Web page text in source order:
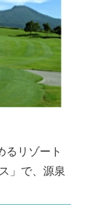
るリゾート
」で、源泉